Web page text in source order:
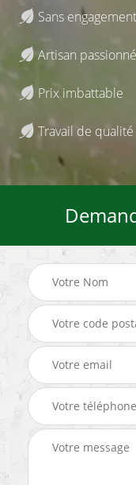
Sans engagement
Artisan passionné
Prix imbattable
Travail de qualité